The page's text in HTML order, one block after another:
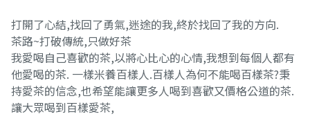
打開了心結,找回了勇氣,迷途的我,終於找回了我的方向.
茶路~打破傳統,只做好茶
我愛喝自己喜歡的茶,以將心比心的心情,我想到每個人都有
他愛喝的茶. 一樣米養百樣人.百樣人為何不能喝百樣茶?秉
持愛茶的信念,也希望能讓更多人喝到喜歡又價格公道的茶.
讓大眾喝到百樣愛茶,